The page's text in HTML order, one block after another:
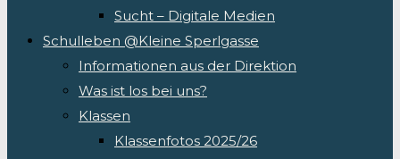
Sucht – Digitale Medien
Schulleben @Kleine Sperlgasse
Informationen aus der Direktion
Was ist los bei uns?
Klassen
Klassenfotos 2025/26